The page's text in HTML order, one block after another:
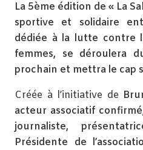
La 5ème édition de « La
sportive et solidaire
dédiée à la lutte contre
femmes, se déroulera
prochain et mettra le cap
Créée à l’initiative de
acteur associatif
journaliste,
Présidente de